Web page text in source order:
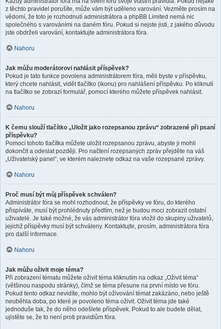
z těchto pravidel porušíte, může vám být uděleno varování. Vezměte prosím na
vědomí, že toto je rozhodnutí administrátora a phpBB Limited nemá nic
společného s varováními na daném fóru. Pokud si nejste jisti, z jakého důvodu
jste obdrželi varování, kontaktujte administrátora fóra.
Nahoru
Jak můžu moderátorovi nahlásit příspěvek?
Pokud je tato funkce povolena administrátorem fóra, měli byste v příspěvku,
který chcete nahlásit, vidět tlačítko (ikonu) pro nahlášení příspěvku. Po kliknutí
na tlačítko se zobrazí formulář, pomocí kterého můžete příspěvek nahlásit.
Nahoru
K čemu slouží tlačítko „Uložit jako rozepsanou zprávu“ zobrazené při psaní
příspěvku?
Pomocí tohoto tlačítka můžete uložit rozepsanou zprávu, abyste ji mohli
dokončit a odeslat později. Pro načtení rozepsaných zpráv přejděte na váš
„Uživatelský panel“, ve kterém naleznete odkaz na vaše rozepsané zprávy.
Nahoru
Proč musí být můj příspěvek schválen?
Administrátor fóra se mohl rozhodnout, že příspěvky ve fóru, do kterého
přispíváte, musí být prohlédnuty předtím, než je budou moci zobrazit ostatní
uživatelé. Je také možné, že vás administrátor fóra vložil do skupiny uživatelů,
jejichž příspěvky musí být schváleny. Kontaktujte, prosím, administrátora fóra
pro další informace.
Nahoru
Jak můžu oživit moje téma?
Při zobrazení tématu můžete oživit téma kliknutím na odkaz „Oživit téma“
(většinou naspodu stránky), čímž se téma přesune na první místo ve fóru.
Pokud tento odkaz nevidíte, mohlo být oživování témat zakázáno, nebo ještě
neuběhla doba, po které je povoleno téma oživit. Oživit téma jde také
jednoduše tak, že do něho odešlete příspěvek. Pokud to ale budete dělat,
ujistěte se, že to není proti pravidlům fóra.